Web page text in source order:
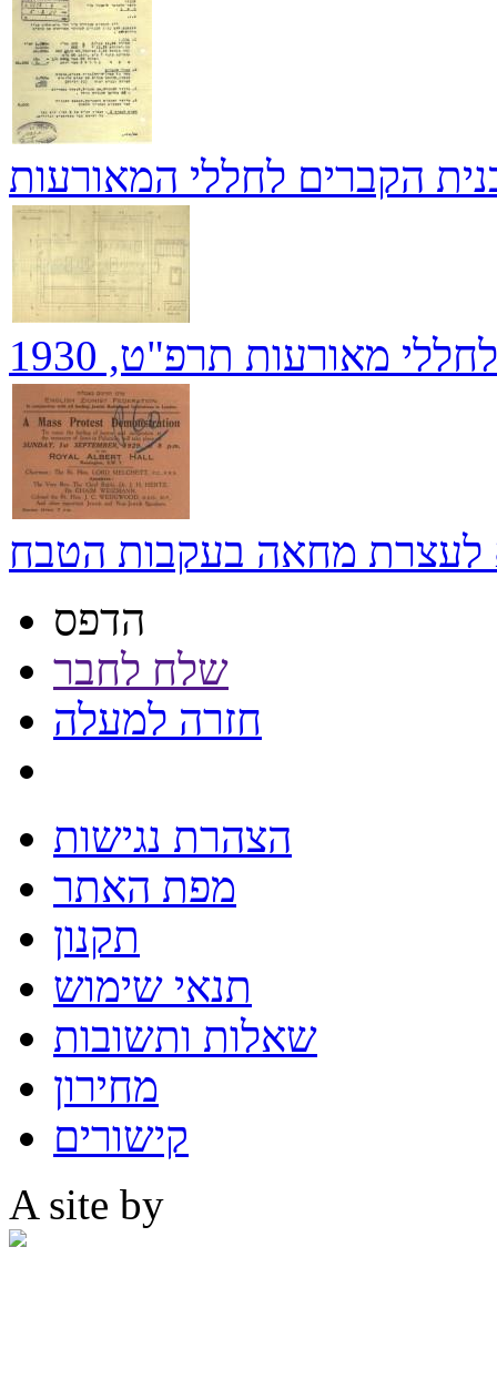
הקברים לחללי המאורעות
מאורעות תרפ"ט, 1930
לעצרת מחאה בעקבות הטבח
הדפס
שלח לחבר
חזרה למעלה
הצהרת נגישות
מפת האתר
תקנון
תנאי שימוש
שאלות ותשובות
מחירון
קישורים
A site by